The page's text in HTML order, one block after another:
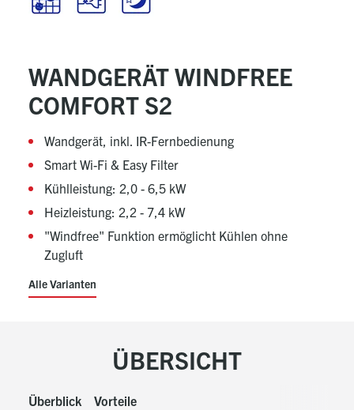
WANDGERÄT WINDFREE
COMFORT S2
Wandgerät, inkl. IR-Fernbedienung
Smart Wi-Fi & Easy Filter
Kühlleistung: 2,0 - 6,5 kW
Heizleistung: 2,2 - 7,4 kW
"Windfree" Funktion ermöglicht Kühlen ohne
Zugluft
Alle Varianten
ÜBERSICHT
Überblick Vorteile